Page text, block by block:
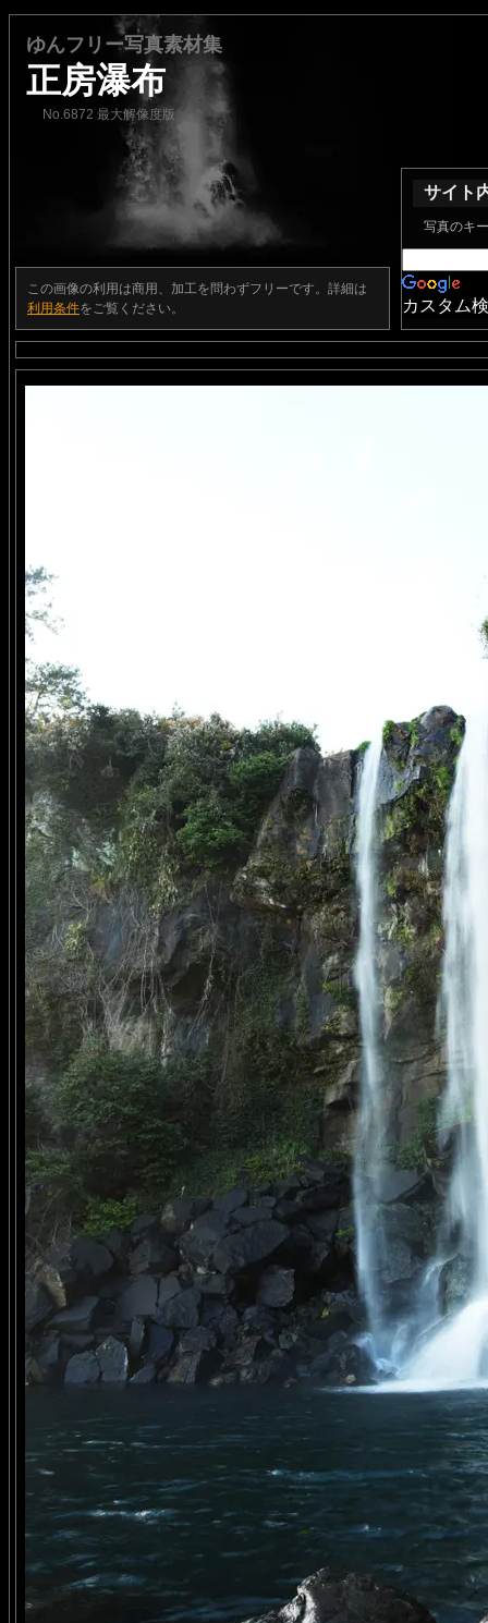
ゆんフリー写真素材集
正房瀑布
No.6872 最大解像度版
この画像の利用は商用、加工を問わずフリーです。詳細は
利用条件をご覧ください。
サイト
写真のキ
カスタム